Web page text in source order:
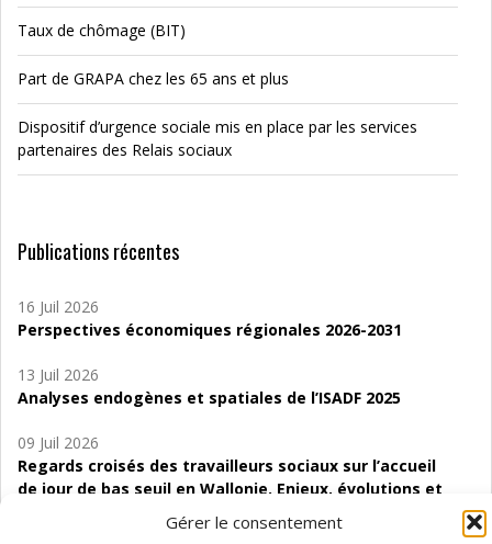
Gérer le consentement
Taux de chômage (BIT)
Part de GRAPA chez les 65 ans et plus
Dispositif d’urgence sociale mis en place par les services
partenaires des Relais sociaux
Publications récentes
16 Juil 2026
Perspectives économiques régionales 2026-2031
13 Juil 2026
Analyses endogènes et spatiales de l’ISADF 2025
09 Juil 2026
Regards croisés des travailleurs sociaux sur l’accueil
de jour de bas seuil en Wallonie. Enjeux, évolutions et